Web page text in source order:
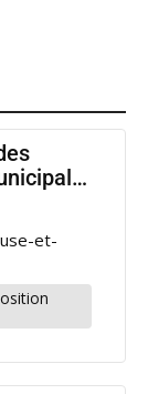
et-